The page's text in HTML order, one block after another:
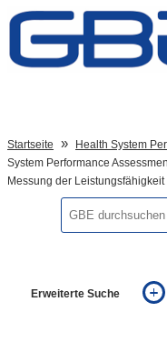
Zum Inhalt
Sprachumschaltung
Startseite Health System
System Performance
Messung der
Erweiterte Suche